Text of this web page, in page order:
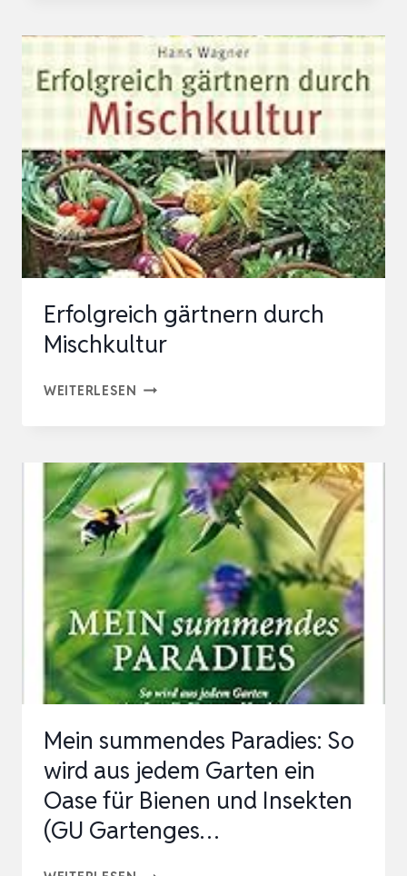
EFFIZIENT,
SPARSAM
&
INNOVATIV
(BLV
GESTALTUNG
&
PLANUNG
GARTEN)
Erfolgreich gärtnern durch
Mischkultur
WEITERLESEN ERFOLGREICH
MISCHKULTUR
Mein summendes Paradies: So
wird aus jedem Garten ein
Oase für Bienen und Insekten
(GU Gartenges…